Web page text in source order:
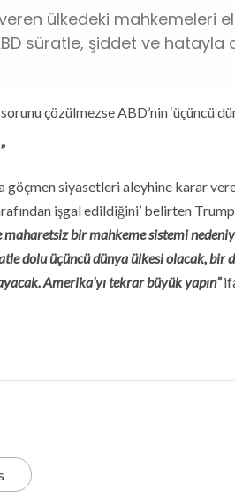
ülkedeki mahkemeleri
süratle, şiddet ve hatayla
çözülmezse ABD’nin ‘üçüncü
göçmen siyasetleri aleyhine karar
işgal edildiğini’ belirten Trump,
bir mahkeme sistemi
dolu üçüncü dünya ülkesi olacak, bir
Amerika’yı tekrar büyük yapın”